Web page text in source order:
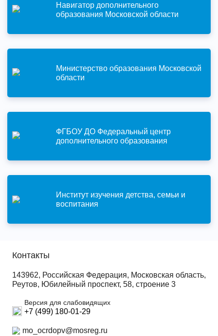
Навигатор дополнительного
образования Московской области
Министерство образования Московской
области
ФГБОУ ДО Федеральный центр
дополнительного образования
Институт изучения детства, семьи и
воспитания
Контакты
143962, Российская Федерация, Московская область,
Реутов, Юбилейный проспект, 58, строение 3
Версия для слабовидящих
+7 (499) 180-01-29
mo_ocrdopv@mosreg.ru